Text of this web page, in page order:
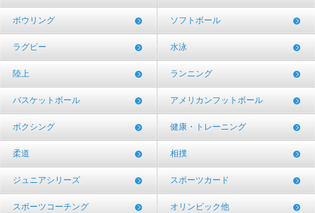
ボウリング ソフトボール
ラグビー 水泳
陸上 ランニング
バスケットボール アメリカンフットボール
ボクシング 健康・トレーニング
柔道 相撲
ジュニアシリーズ スポーツカード
スポーツコーチング オリンピック他